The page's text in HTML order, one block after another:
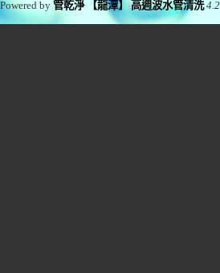
Powered by管乾淨 【龍潭】 高週波水管清洗